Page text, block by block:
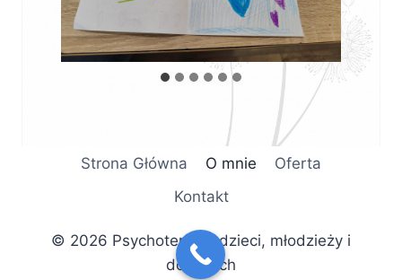
Strona Główna O mnie
Oferta
Kontakt
© 2026 Psychoterapia dzieci, młodzieży i
dorosłych